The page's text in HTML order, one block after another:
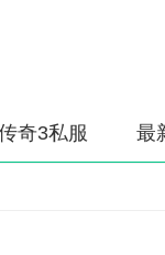
奇3私服 最